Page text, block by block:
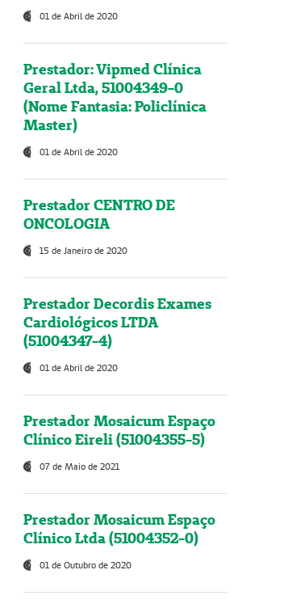
01 de Abril de 2020
Prestador: Vipmed Clínica
Geral Ltda, 51004349-0
(Nome Fantasia: Policlínica
Master)
01 de Abril de 2020
Prestador CENTRO DE
ONCOLOGIA
15 de Janeiro de 2020
Prestador Decordis Exames
Cardiológicos LTDA
(51004347-4)
01 de Abril de 2020
Prestador Mosaicum Espaço
Clínico Eireli (51004355-5)
07 de Maio de 2021
Prestador Mosaicum Espaço
Clínico Ltda (51004352-0)
01 de Outubro de 2020